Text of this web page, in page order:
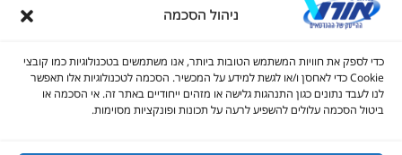
ניהול הסכמה
כדי לספק את חוויות המשתמש הטובות ביותר, אנו משתמשים בטכנולוגיות כמו קובצי
Cookie כדי לאחסן ו/או לגשת למידע על המכשיר. הסכמה לטכנולוגיות אלו תאפשר
לנו לעבד נתונים כגון התנהגות גלישה או מזהים ייחודיים באתר זה. אי הסכמה או
ביטול הסכמה עלולים להשפיע לרעה על תכונות ופונקציות מסוימות.
© כל הזכויות שמורות למכללות אורט 2026
טקסט
טקסט